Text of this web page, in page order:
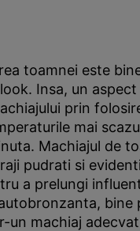
toamnei este
Insa, un
prin
mai
Machiajul de
pudrati si
a prelungi
bine
un machiaj